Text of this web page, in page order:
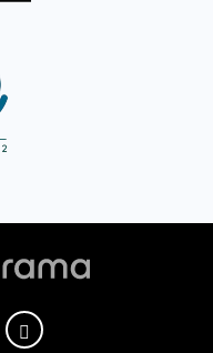
sur Facebook
sur X
Boursorama sur